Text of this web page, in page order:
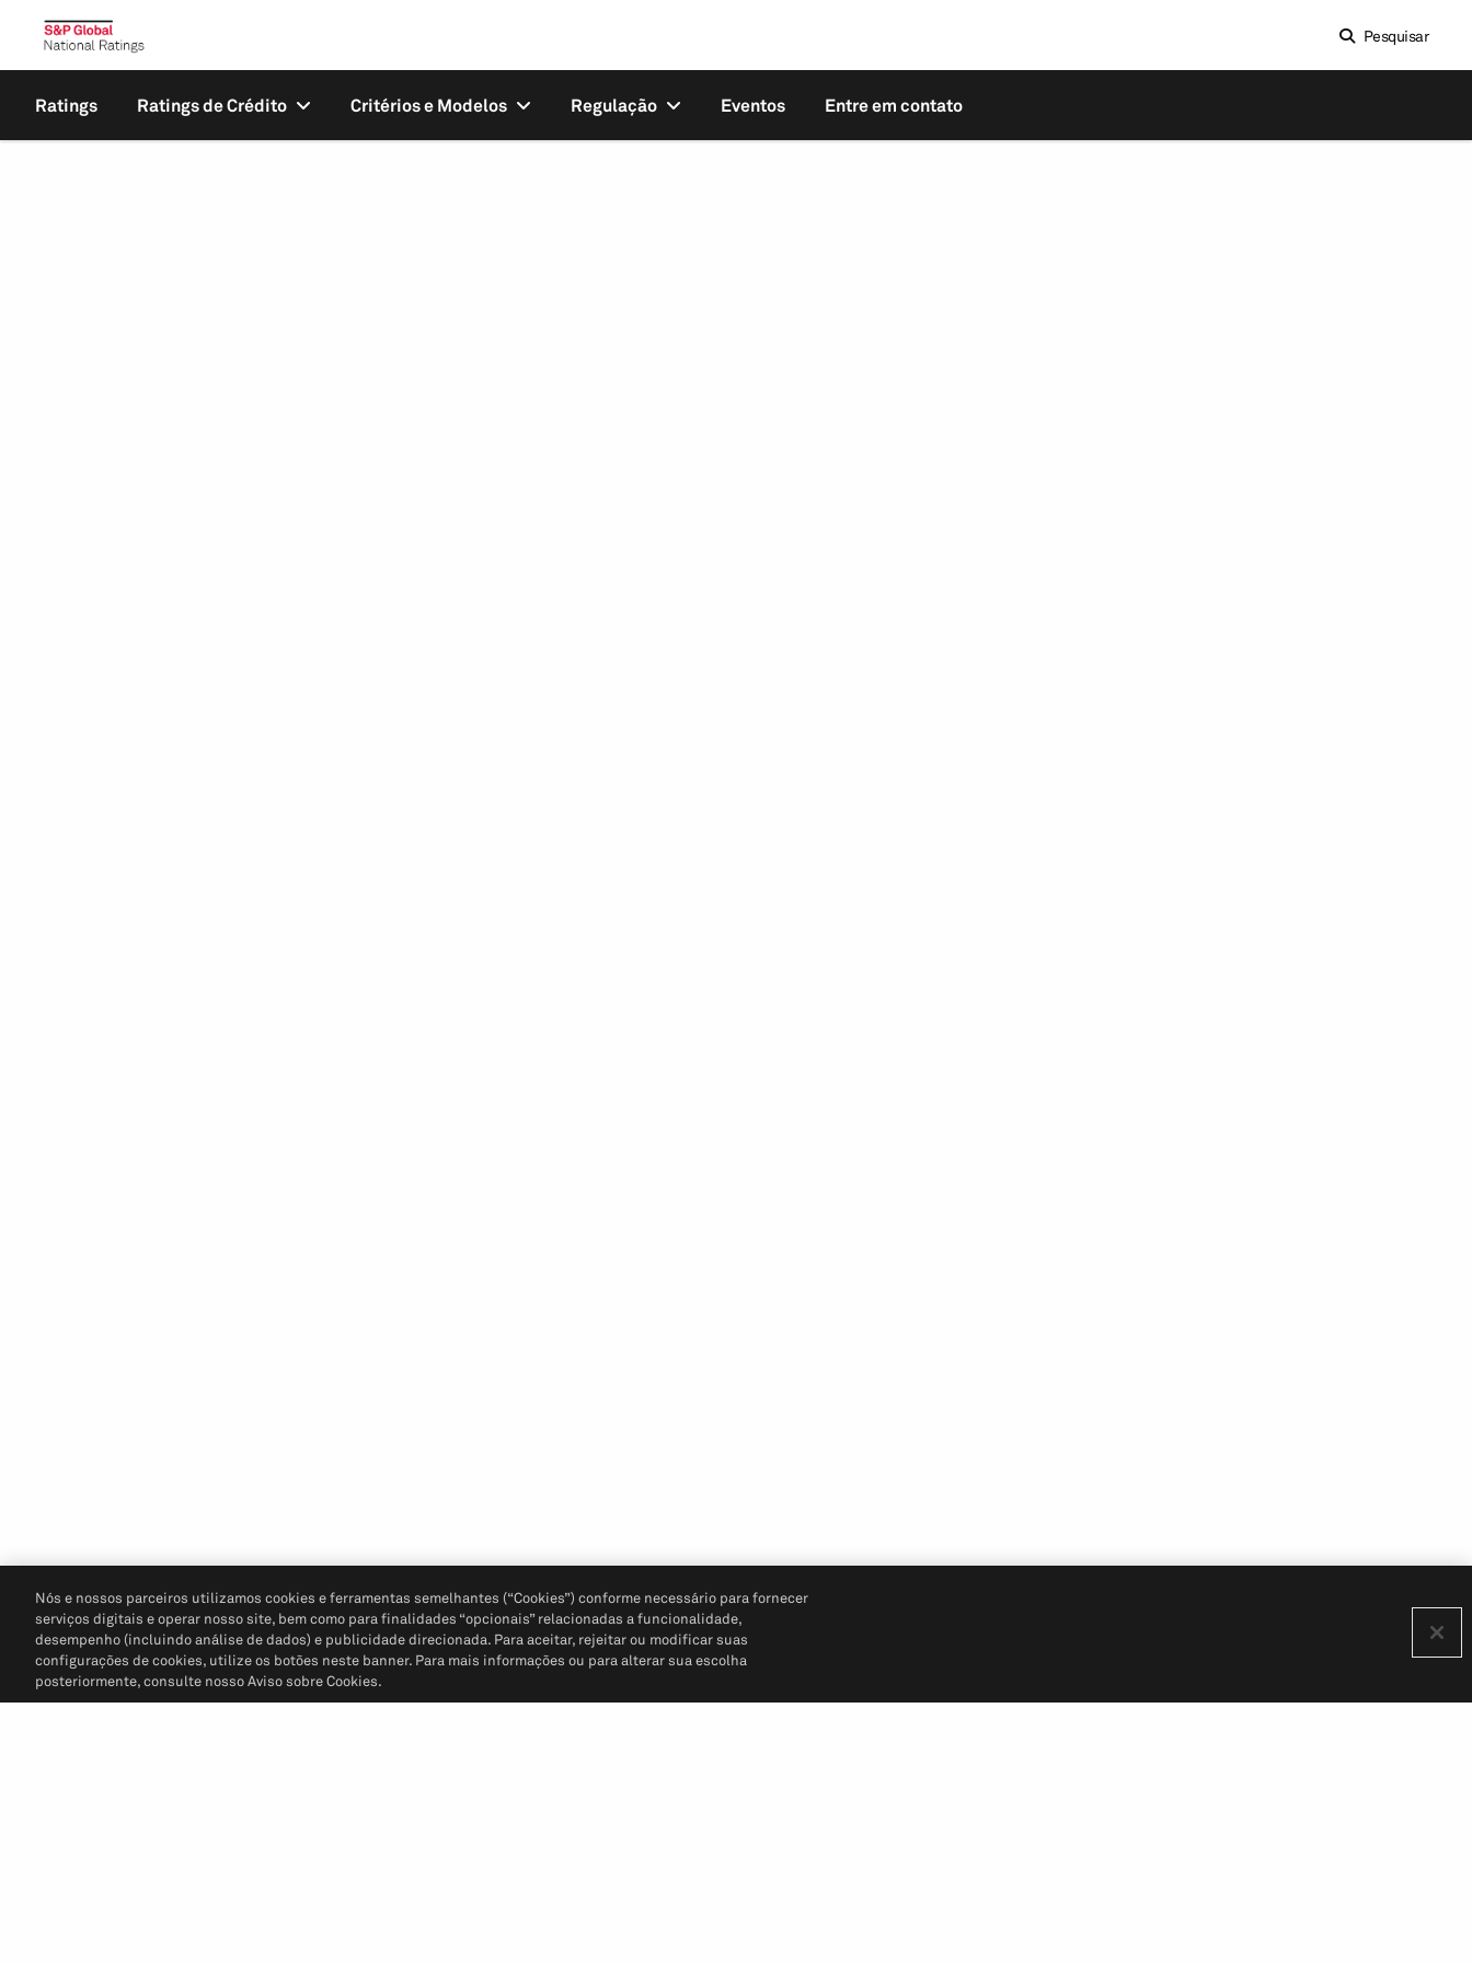
Pesquisar
Ratings Ratings de Crédito Critérios e Modelos Regulação Eventos Entre em contato
Nós e nossos parceiros utilizamos cookies e ferramentas semelhantes (“Cookies”) conforme necessário para fornecer
serviços digitais e operar nosso site, bem como para finalidades “opcionais” relacionadas a funcionalidade,
desempenho (incluindo análise de dados) e publicidade direcionada. Para aceitar, rejeitar ou modificar suas
configurações de cookies, utilize os botões neste banner. Para mais informações ou para alterar sua escolha
posteriormente, consulte nosso Aviso sobre Cookies.